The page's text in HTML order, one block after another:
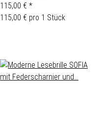
115,00 € *
115,00 € pro 1 Stück